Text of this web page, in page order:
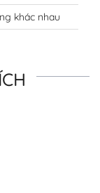
khác nhau